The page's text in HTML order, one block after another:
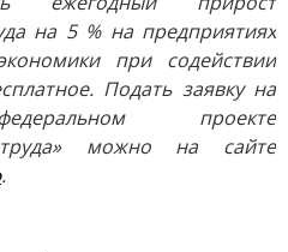
на 5 % на предприятиях
при содействии
Подать заявку на
проекте
труда» можно на сайте
.